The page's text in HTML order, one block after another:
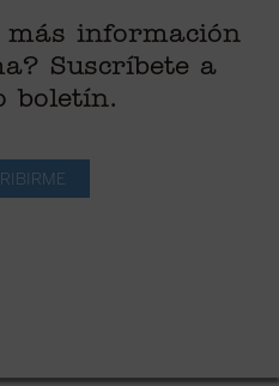
más información
Suscríbete a
boletín.